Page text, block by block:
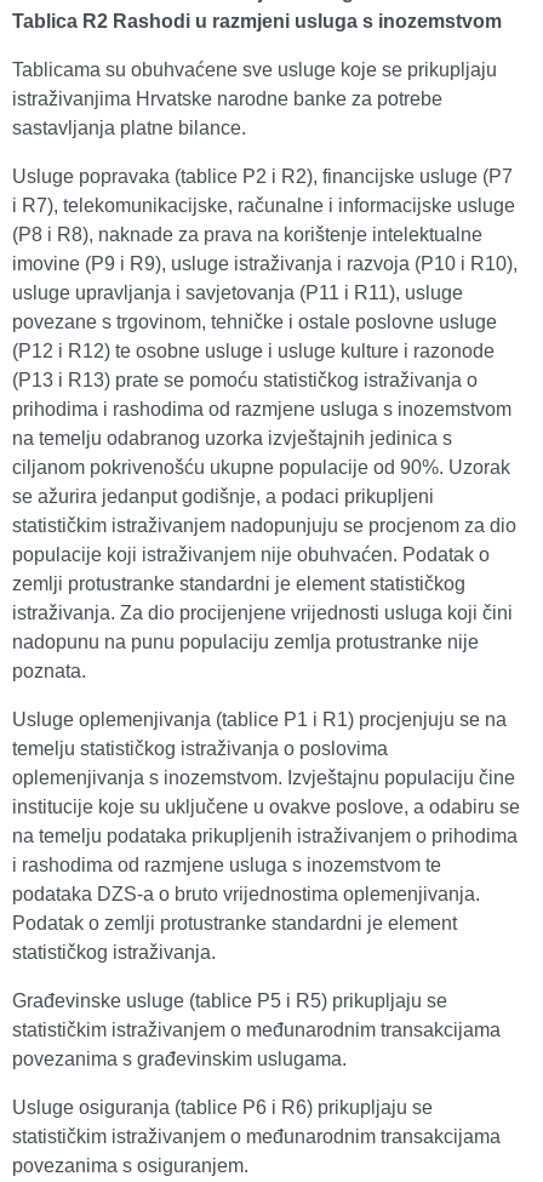
Tablica R2 Rashodi u razmjeni usluga s inozemstvom
Tablicama su obuhvaćene sve usluge koje se prikupljaju
istraživanjima Hrvatske narodne banke za potrebe
sastavljanja platne bilance.
Usluge popravaka (tablice P2 i R2), financijske usluge (P7
i R7), telekomunikacijske, računalne i informacijske usluge
(P8 i R8), naknade za prava na korištenje intelektualne
imovine (P9 i R9), usluge istraživanja i razvoja (P10 i R10),
usluge upravljanja i savjetovanja (P11 i R11), usluge
povezane s trgovinom, tehničke i ostale poslovne usluge
(P12 i R12) te osobne usluge i usluge kulture i razonode
(P13 i R13) prate se pomoću statističkog istraživanja o
prihodima i rashodima od razmjene usluga s inozemstvom
na temelju odabranog uzorka izvještajnih jedinica s
ciljanom pokrivenošću ukupne populacije od 90%. Uzorak
se ažurira jedanput godišnje, a podaci prikupljeni
statističkim istraživanjem nadopunjuju se procjenom za dio
populacije koji istraživanjem nije obuhvaćen. Podatak o
zemlji protustranke standardni je element statističkog
istraživanja. Za dio procijenjene vrijednosti usluga koji čini
nadopunu na punu populaciju zemlja protustranke nije
poznata.
Usluge oplemenjivanja (tablice P1 i R1) procjenjuju se na
temelju statističkog istraživanja o poslovima
oplemenjivanja s inozemstvom. Izvještajnu populaciju čine
institucije koje su uključene u ovakve poslove, a odabiru se
na temelju podataka prikupljenih istraživanjem o prihodima
i rashodima od razmjene usluga s inozemstvom te
podataka DZS-a o bruto vrijednostima oplemenjivanja.
Podatak o zemlji protustranke standardni je element
statističkog istraživanja.
Građevinske usluge (tablice P5 i R5) prikupljaju se
statističkim istraživanjem o međunarodnim transakcijama
povezanima s građevinskim uslugama.
Usluge osiguranja (tablice P6 i R6) prikupljaju se
statističkim istraživanjem o međunarodnim transakcijama
povezanima s osiguranjem.